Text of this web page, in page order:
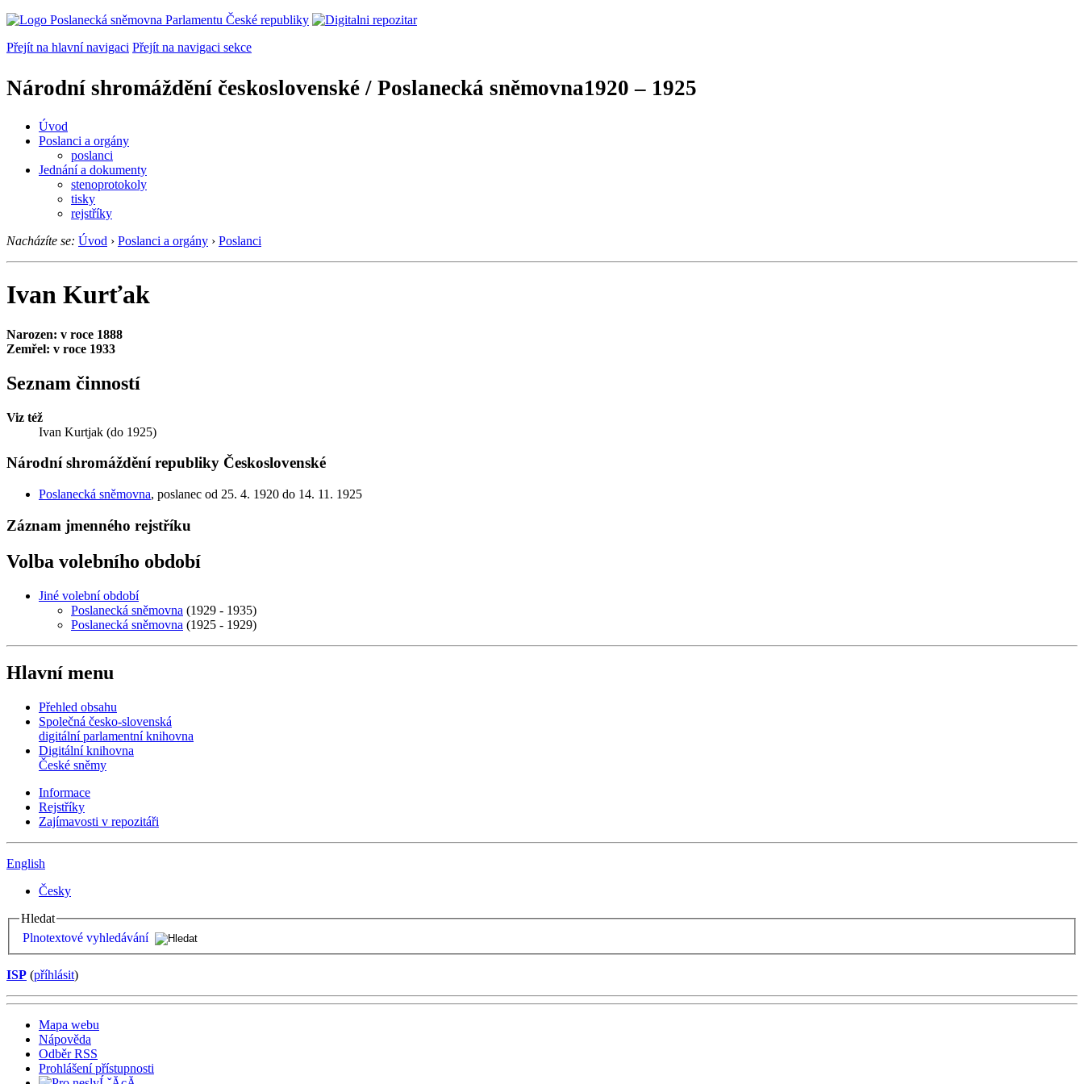
Přejít na hlavní navigaci Přejít na navigaci sekce
Národní shromáždění československé / Poslanecká sněmovna1920 – 1925
Úvod
Poslanci a orgány
poslanci
Jednání a dokumenty
stenoprotokoly
tisky
rejstříky
Nacházíte se: Úvod › Poslanci a orgány › Poslanci
Ivan Kurťak
Narozen: v roce 1888
Zemřel: v roce 1933
Seznam činností
Viz též
Ivan Kurtjak (do 1925)
Národní shromáždění republiky Československé
Poslanecká sněmovna, poslanec od 25. 4. 1920 do 14. 11. 1925
Záznam jmenného rejstříku
Volba volebního období
Jiné volební období
Poslanecká sněmovna (1929 - 1935)
Poslanecká sněmovna (1925 - 1929)
Hlavní menu
Přehled obsahu
Společná česko-slovenská
digitální parlamentní knihovna
Digitální knihovna
České sněmy
Informace
Rejstříky
Zajímavosti v repozitáři
English
Česky
Hledat
Plnotextové vyhledávání
ISP (příhlásit)
Mapa webu
Nápověda
Odběr RSS
Prohlášení přístupnosti